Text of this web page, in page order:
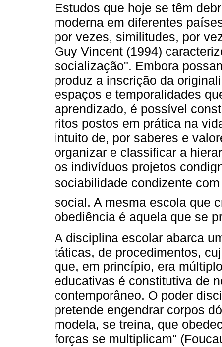
Estudos que hoje se têm
moderna em diferentes
por vezes, similitudes, por
Guy Vincent (1994)
socialização". Embora
produz a inscrição da
espaços e temporalidades
aprendizado, é possível
ritos postos em prática na
intuito de, por saberes e
organizar e classificar a
os indivíduos projetos
sociabilidade condizente com
social. A mesma escola que
obediência é aquela que se
A disciplina escolar abarca
táticas, de procedimentos,
que, em princípio, era
educativas é constitutiva de
contemporâneo. O poder
pretende engendrar corpos
modela, se treina, que
forças se multiplicam"